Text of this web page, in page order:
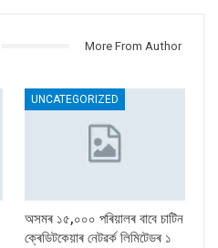
More From Author
UNCATEGORIZED
অসমৰ ১৫,০০০ পৰিয়ালৰ বাবে চাটিন
ক্ৰেডিটকেয়াৰ নেটৱৰ্ক লিমিটেডৰ ১